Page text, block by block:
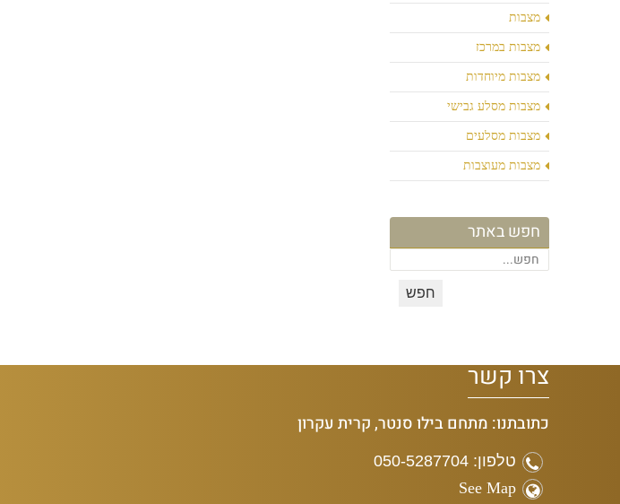
מצבות
מצבות במרכז
מצבות מיוחדות
מצבות מסלע גבישי
מצבות מסלעים
מצבות מעוצבות
חפש באתר
צרו קשר
כתובתנו: מתחם בילו סנטר, קרית עקרון
טלפון: 050-5287704
See Map